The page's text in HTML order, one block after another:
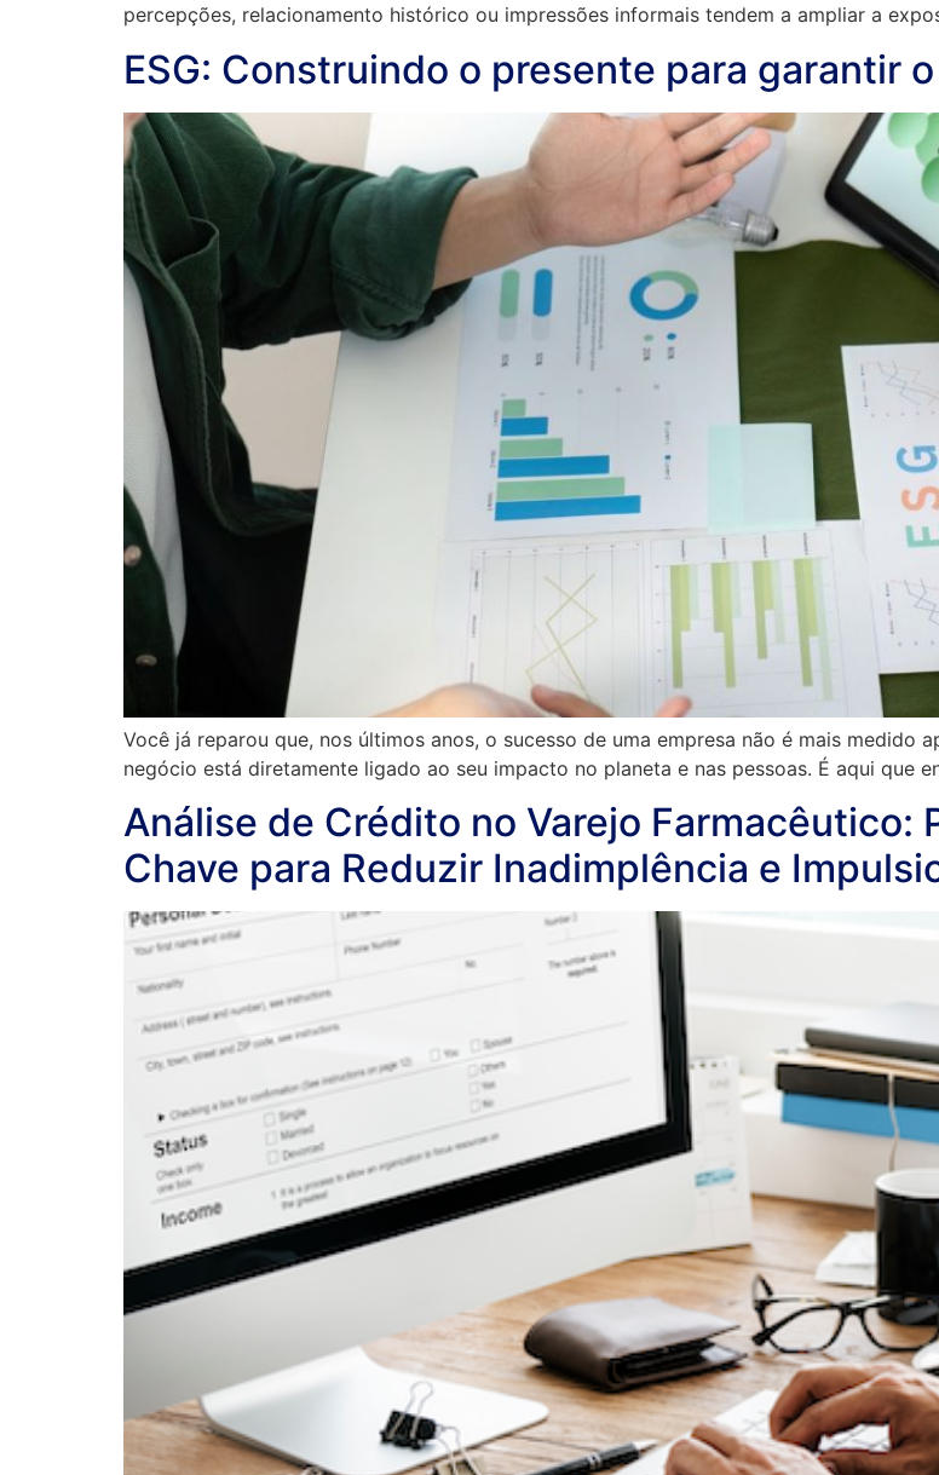
percepções, relacionamento histórico ou impressões informais tendem a ampliar a
ESG: Construindo o presente para garantir
Você já reparou que, nos últimos anos, o sucesso de uma empresa não é mais medido
negócio está diretamente ligado ao seu impacto no planeta e nas pessoas. É aqui que
Análise de Crédito no Varejo Farmacêutico:
Chave para Reduzir Inadimplência e